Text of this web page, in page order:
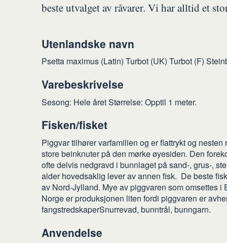
beste utvalget av råvarer. Vi har alltid et
Utenlandske navn
Psetta maximus (Latin) Turbot (UK) Turbot (F)
Varebeskrivelse
Sesong: Hele året Størrelse: Opptil 1 meter.
Fisken/fisket
Piggvar tilhører varfamilien og er flattrykt og
store beinknuter på den mørke øyesiden. Den
ofte delvis nedgravd i bunnlaget på sand-, grus-,
alder hovedsaklig lever av annen fisk. De beste
av Nord-Jylland. Mye av piggvaren som omsettes
Norge er produksjonen liten fordi piggvaren er
fangstredskaperSnurrevad, bunntrål, bunngarn.
Anvendelse